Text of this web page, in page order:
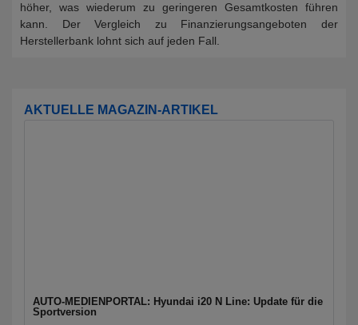
höher, was wiederum zu geringeren Gesamtkosten führen
kann. Der Vergleich zu Finanzierungsangeboten der
Herstellerbank lohnt sich auf jeden Fall.
AKTUELLE MAGAZIN-ARTIKEL
AUTO-MEDIENPORTAL: Hyundai i20 N Line: Update für die
Sportversion